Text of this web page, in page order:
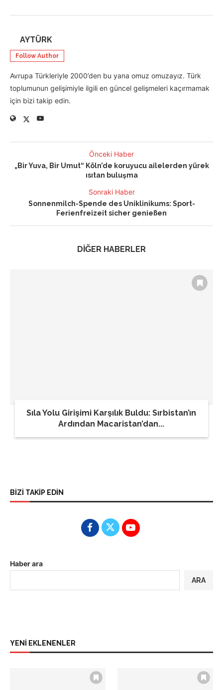
AYTÜRK
Follow Author
Avrupa Türkleriyle 2000’den bu yana omuz omuzayız. Türk
toplumunun gelişimiyle ilgili en güncel gelişmeleri kaçırmamak
için bizi takip edin.
Önceki Haber
„Bir Yuva, Bir Umut“ Köln’de koruyucu ailelerden yürek
ısıtan buluşma
Sonraki Haber
Sonnenmilch-Spende des Uniklinikums: Sport-
Ferienfreizeit sicher genießen
DİĞER HABERLER
Sıla Yolu Girişimi Karşılık Buldu: Sırbistan’ın
Ardından Macaristan’dan...
BİZİ TAKİP EDİN
Haber ara
ARA
YENİ EKLENENLER